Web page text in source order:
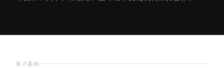
客户案例